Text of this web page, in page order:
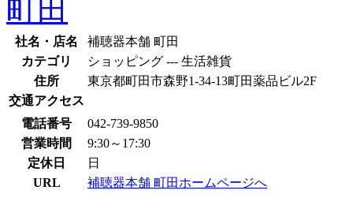
社名・店名
補聴器本舗 町田
カテゴリ
ショッピング --- 生活雑貨
住所
東京都町田市森野1-34-13町田薬品ビル2F
交通アクセス
電話番号
042-739-9850
営業時間
9:30～17:30
定休日
日
URL
補聴器本舗 町田ホームページへ